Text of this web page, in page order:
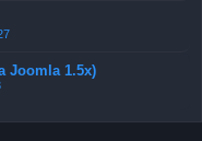
Joomla 1.5x)